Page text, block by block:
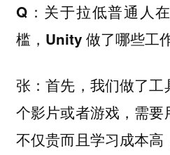
Q：关于拉低普通人
槛，Unity 做了哪些工
张：首先，我们做了
个影片或者游戏，需要
不仅贵而且学习成本